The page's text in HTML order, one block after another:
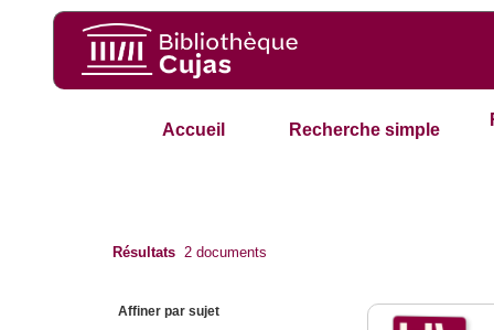
Accueil Recherche simple
Résultats 2 documents
Affiner par sujet